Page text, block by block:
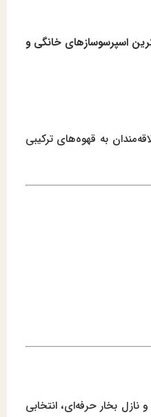
اسپرسوسازهای خانگی و
به قهوه‌های ترکیبی
مانند فشار بخار 20 بار، توان 1450 وات و نازل بخار حرفه‌ای، انتخابی